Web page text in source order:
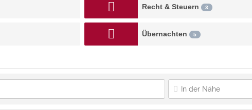
Recht & Steuern 3
Übernachten 5